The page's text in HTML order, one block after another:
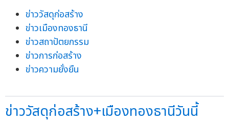
ข่าววัสดุก่อสร้าง
ข่าวเมืองทองธานี
ข่าวสถาปัตยกรรม
ข่าวการก่อสร้าง
ข่าวความยั่งยืน
ข่าววัสดุก่อสร้าง+เมืองทองธานีวันนี้